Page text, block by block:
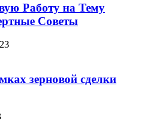
Работу на Тему
Советы
зерновой сделки